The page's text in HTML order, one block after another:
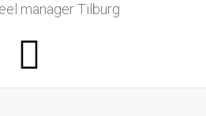
manager Tilburg